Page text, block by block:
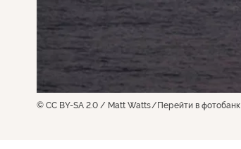
© CC BY-SA 2.0 / Matt Watts Перейти в фотобанк